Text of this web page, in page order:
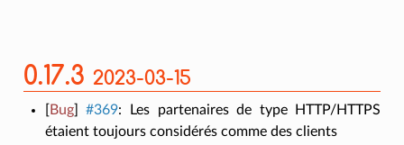
0.17.3 2023-03-15
Bug] #369: Les partenaires de type HTTP/HTTPS
étaient toujours considérés comme des clients